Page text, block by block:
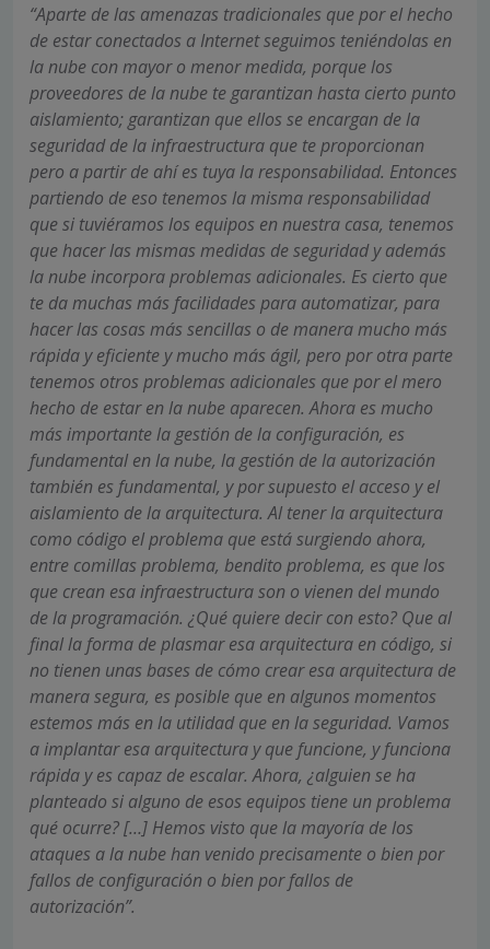
“Aparte de las amenazas tradicionales que por el hecho
de estar conectados a Internet seguimos teniéndolas en
la nube con mayor o menor medida, porque los
proveedores de la nube te garantizan hasta cierto punto
aislamiento; garantizan que ellos se encargan de la
seguridad de la infraestructura que te proporcionan
pero a partir de ahí es tuya la responsabilidad. Entonces
partiendo de eso tenemos la misma responsabilidad
que si tuviéramos los equipos en nuestra casa, tenemos
que hacer las mismas medidas de seguridad y además
la nube incorpora problemas adicionales. Es cierto que
te da muchas más facilidades para automatizar, para
hacer las cosas más sencillas o de manera mucho más
rápida y eficiente y mucho más ágil, pero por otra parte
tenemos otros problemas adicionales que por el mero
hecho de estar en la nube aparecen. Ahora es mucho
más importante la gestión de la configuración, es
fundamental en la nube, la gestión de la autorización
también es fundamental, y por supuesto el acceso y el
aislamiento de la arquitectura. Al tener la arquitectura
como código el problema que está surgiendo ahora,
entre comillas problema, bendito problema, es que los
que crean esa infraestructura son o vienen del mundo
de la programación. ¿Qué quiere decir con esto? Que al
final la forma de plasmar esa arquitectura en código, si
no tienen unas bases de cómo crear esa arquitectura de
manera segura, es posible que en algunos momentos
estemos más en la utilidad que en la seguridad. Vamos
a implantar esa arquitectura y que funcione, y funciona
rápida y es capaz de escalar. Ahora, ¿alguien se ha
planteado si alguno de esos equipos tiene un problema
qué ocurre? […] Hemos visto que la mayoría de los
ataques a la nube han venido precisamente o bien por
fallos de configuración o bien por fallos de
autorización”.